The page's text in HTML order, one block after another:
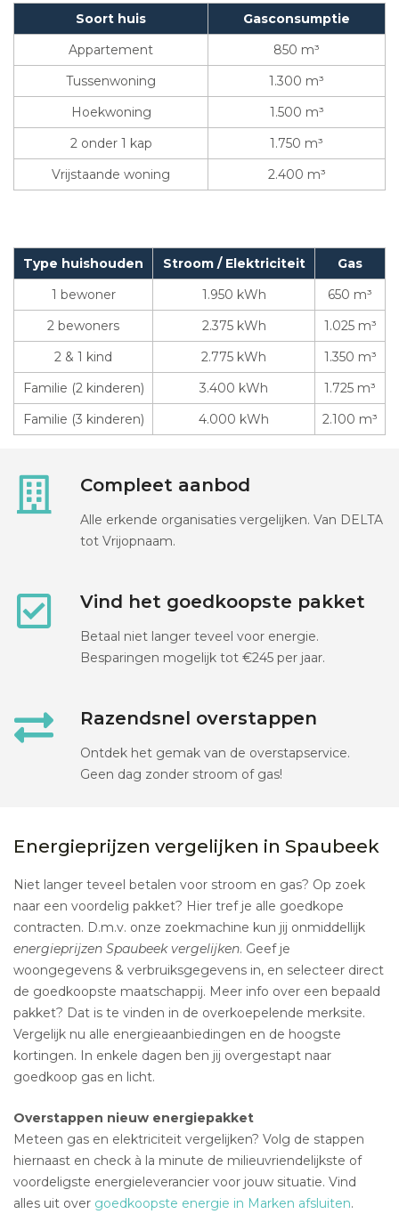
Soort huis
Gasconsumptie
Appartement
850 m³
Tussenwoning
1.300 m³
Hoekwoning
1.500 m³
2 onder 1 kap
1.750 m³
Vrijstaande woning
2.400 m³
Type huishouden Stroom / Elektriciteit
Gas
1 bewoner
1.950 kWh
650 m³
2 bewoners
2.375 kWh
1.025 m³
2 & 1 kind
2.775 kWh
1.350 m³
Familie (2 kinderen)
3.400 kWh
1.725 m³
Familie (3 kinderen)
4.000 kWh 2.100 m³
Compleet aanbod
Alle erkende organisaties vergelijken. Van DELTA
tot Vrijopnaam.
Vind het goedkoopste pakket
Betaal niet langer teveel voor energie.
Besparingen mogelijk tot €245 per jaar.
Razendsnel overstappen
Ontdek het gemak van de overstapservice.
Geen dag zonder stroom of gas!
Energieprijzen vergelijken in Spaubeek
Niet langer teveel betalen voor stroom en gas? Op zoek
naar een voordelig pakket? Hier tref je alle goedkope
contracten. D.m.v. onze zoekmachine kun jij onmiddellijk
energieprijzen Spaubeek vergelijken. Geef je
woongegevens & verbruiksgegevens in, en selecteer direct
de goedkoopste maatschappij. Meer info over een bepaald
pakket? Dat is te vinden in de overkoepelende merksite.
Vergelijk nu alle energieaanbiedingen en de hoogste
kortingen. In enkele dagen ben jij overgestapt naar
goedkoop gas en licht.
Overstappen nieuw energiepakket
Meteen gas en elektriciteit vergelijken? Volg de stappen
hiernaast en check à la minute de milieuvriendelijkste of
voordeligste energieleverancier voor jouw situatie. Vind
alles uit over goedkoopste energie in Marken afsluiten.